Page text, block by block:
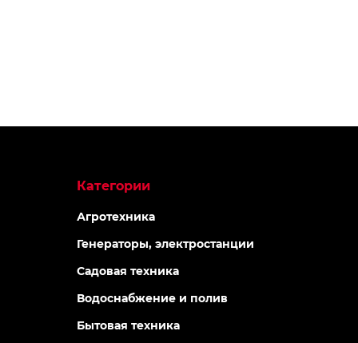
Категории
Агротехника
Генераторы, электростанции
Садовая техника
Водоснабжение и полив
Бытовая техника